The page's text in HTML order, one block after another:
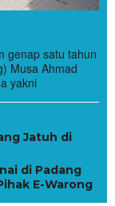
genap satu tahun
Musa Ahmad
yakni
Jatuh di
di Padang
E-Warong